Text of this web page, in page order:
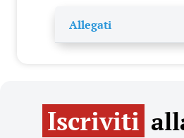
Allegati
Iscriviti